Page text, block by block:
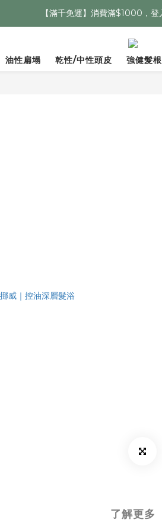
【滿千免運】消費滿$1000，登
油性扁塌 乾性/中性頭皮 強健髮根
了解更多